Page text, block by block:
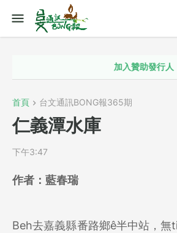
加入贊助發行人
首頁 台文通訊BONG報365期
仁義潭水庫
下午3:47
作者： 藍春瑞
Beh去嘉義縣番路鄉ê半中站，